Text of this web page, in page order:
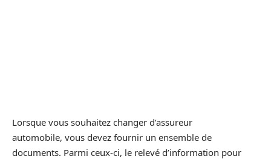
Lorsque vous souhaitez changer d’assureur
automobile, vous devez fournir un ensemble de
documents. Parmi ceux-ci, le relevé d’information pour